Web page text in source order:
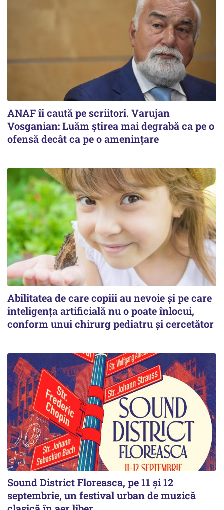
ANAF îi caută pe scriitori. Varujan
Vosganian: Luăm știrea mai degrabă ca pe o
ofensă decât ca pe o amenințare
Abilitatea de care copiii au nevoie și pe care
inteligența artificială nu o poate înlocui,
conform unui chirurg pediatru și cercetător
Sound District Floreasca, pe 11 și 12
septembrie, un festival urban de muzică